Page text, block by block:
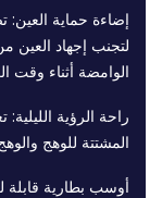
إضاءة حماية العين:
لتجنب إجهاد العين
الوامضة أثناء وقت
راحة الرؤية
المشتتة للوهج
أوسب بطارية قابلة